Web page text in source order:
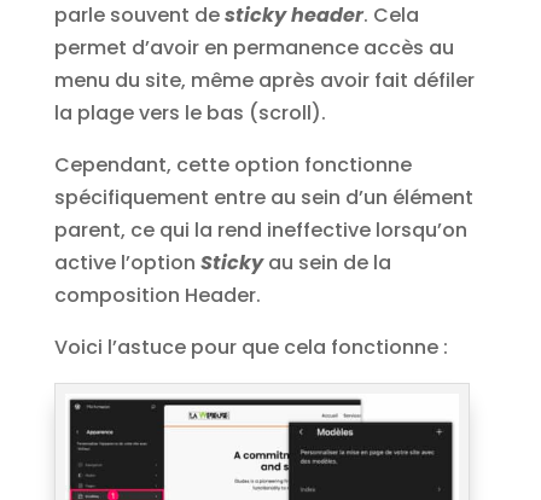
parle souvent desticky header. Cela
permet d’avoir en permanence accès au
menu du site, même après avoir fait défiler
la plage vers le bas (scroll).
Cependant, cette option fonctionne
spécifiquement entre au sein d’un élément
parent, ce qui la rend ineffective lorsqu’on
active l’option Stickyau sein de la
composition Header.
Voici l’astuce pour que cela fonctionne :